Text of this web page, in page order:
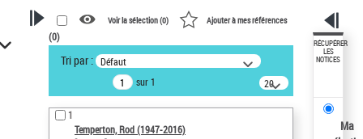
VOTRE RECHERCHE
Recherche avancée dans les
notices d’autorité
Œuvres liées à l'auteur :
Temperton, Rod (1947-2016)
Voir la sélection (0) Ajouter à mes références
(0)
Tri par : Défaut
sur 1
20
résultats/page
1
Temperton, Rod (1947-2016)
RÉCUPÉRER
LES
NOTICES
Ma